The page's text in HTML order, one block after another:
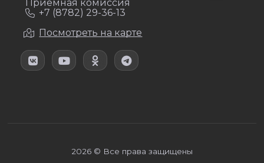
Приёмная комиссия
+7 (8782) 29-36-13
Посмотреть на карте
2026 © Все права защищены